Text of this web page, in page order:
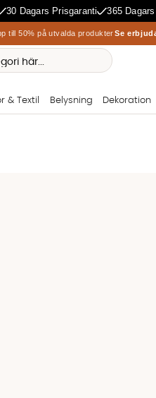
30 Dagars Prisgaranti 365
till 50% på utvalda produkterSe
& Textil Belysning Dekoration